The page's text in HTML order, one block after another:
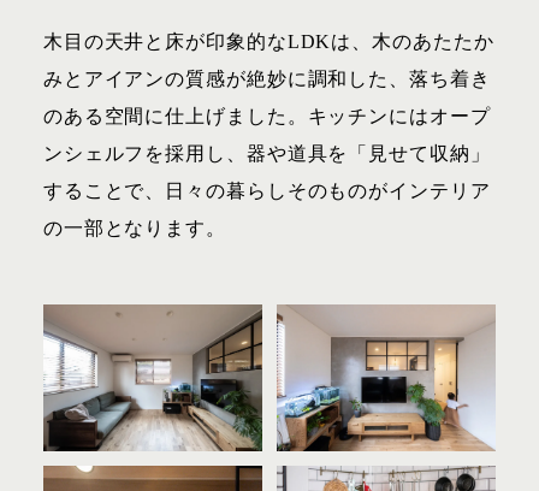
木目の天井と床が印象的なLDKは、木のあたたか
みとアイアンの質感が絶妙に調和した、落ち着き
のある空間に仕上げました。キッチンにはオープ
ンシェルフを採用し、器や道具を「見せて収納」
することで、日々の暮らしそのものがインテリア
の一部となります。